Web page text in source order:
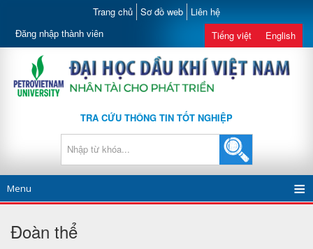
Trang chủ Sơ đồ web Liên hệ
Đăng nhập thành viên Tiếng việt English
TRA CỨU THÔNG TIN TỐT NGHIỆP
Menu
Đoàn thể